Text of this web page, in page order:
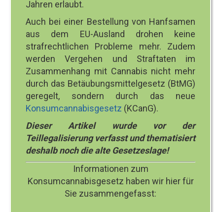
Jahren erlaubt.
Auch bei einer Bestellung von Hanfsamen
aus dem EU-Ausland drohen keine
strafrechtlichen Probleme mehr. Zudem
werden Vergehen und Straftaten im
Zusammenhang mit Cannabis nicht mehr
durch das Betäubungsmittelgesetz (BtMG)
geregelt, sondern durch das neue
Konsumcannabisgesetz (KCanG).
Dieser Artikel wurde vor der
Teillegalisierung verfasst und thematisiert
deshalb noch die alte Gesetzeslage!
Informationen zum
Konsumcannabisgesetz haben wir hier für
Sie zusammengefasst: